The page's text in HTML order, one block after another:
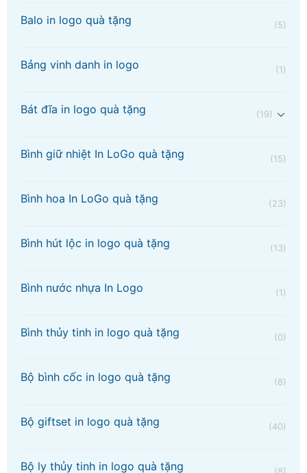
Balo in logo quà tặng (5)
Bảng vinh danh in logo (1)
Bát đĩa in logo quà tặng (19)
Bình giữ nhiệt In LoGo quà tặng (15)
Bình hoa In LoGo quà tặng (23)
Bình hút lộc in logo quà tặng (13)
Bình nước nhựa In Logo (1)
Bình thủy tinh in logo quà tặng (0)
Bộ bình cốc in logo quà tặng (8)
Bộ giftset in logo quà tặng (40)
Bộ ly thủy tinh in logo quà tặng (8)